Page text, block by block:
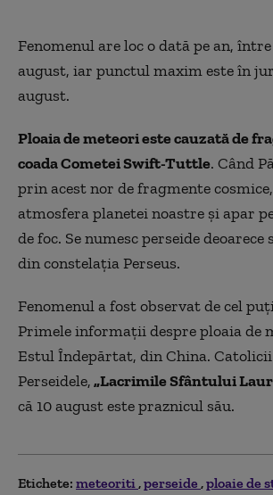
Fenomenul are loc o dată pe an,
august, iar punctul maxim este în
august.
Ploaia de meteori este cauzată de
coada Cometei Swift-Tuttle. Când
prin acest nor de fragmente cosmice,
atmosfera planetei noastre şi apar
de foc. Se numesc perseide deoarece
din constelaţia Perseus.
Fenomenul a fost observat de cel
Primele informaţii despre ploaia de
Estul Îndepărtat, din China.
Perseidele,„Lacrimile Sfântului
că 10 august este praznicul său.
Etichete: meteoriti perseide ploaie de